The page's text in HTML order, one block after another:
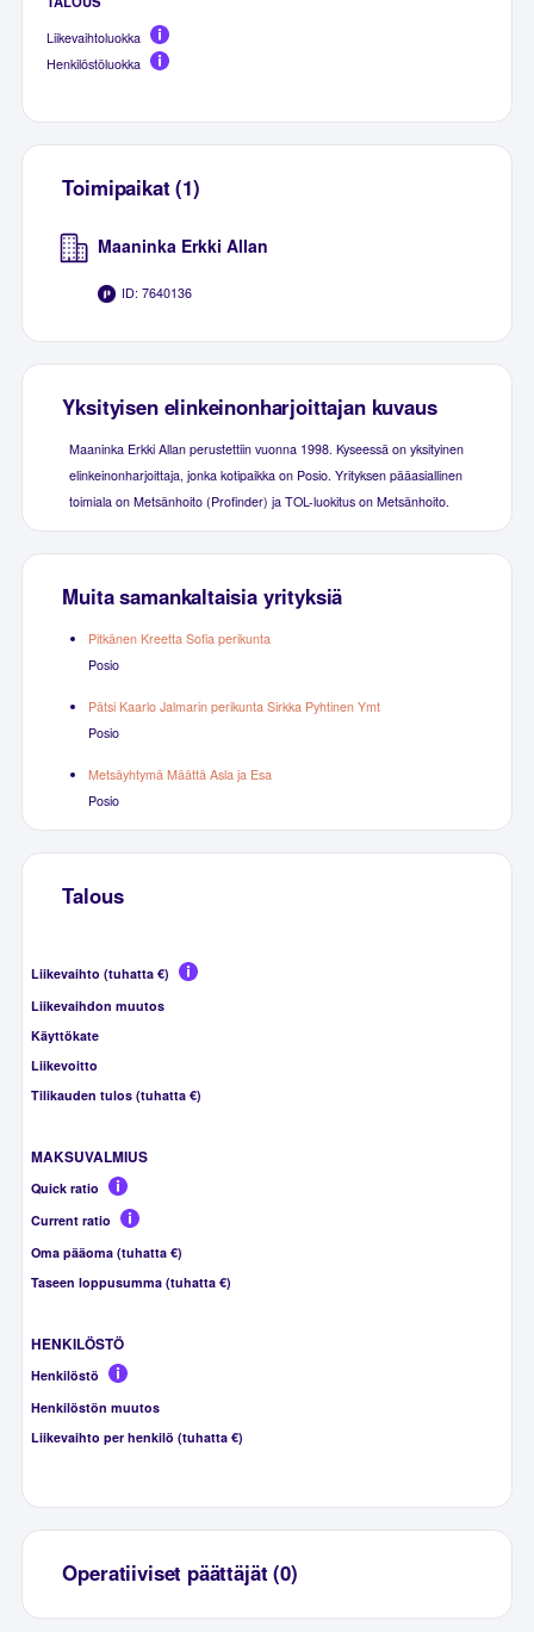
Liikevaihtoluokka
Henkilöstöluokka
Toimipaikat (1)
Maaninka Erkki Allan
ID: 7640136
Yksityisen elinkeinonharjoittajan kuvaus
Maaninka Erkki Allan perustettiin vuonna 1998. Kyseessä on yksityinen
elinkeinonharjoittaja, jonka kotipaikka on Posio. Yrityksen pääasiallinen
toimiala on Metsänhoito (Profinder) ja TOL-luokitus on Metsänhoito.
Muita samankaltaisia yrityksiä
Pitkänen Kreetta Sofia perikunta
Posio
Pätsi Kaarlo Jalmarin perikunta Sirkka Pyhtinen Ymt
Posio
Metsäyhtymä Määttä Asla ja Esa
Posio
Talous
Liikevaihto (tuhatta €)
Liikevaihdon muutos
Käyttökate
Liikevoitto
Tilikauden tulos (tuhatta €)
MAKSUVALMIUS
Quick ratio
Current ratio
Oma pääoma (tuhatta €)
Taseen loppusumma (tuhatta €)
HENKILÖSTÖ
Henkilöstö
Henkilöstön muutos
Liikevaihto per henkilö (tuhatta €)
Operatiiviset päättäjät (0)